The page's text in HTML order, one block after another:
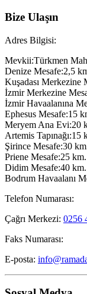
Bize Ulaşın
Adres Bilgisi:
Mevkii:Türkmen
Denize Mesafe:2,5
Kuşadası Merkezine
İzmir Merkezine
İzmir Havaalanına
Ephesus Mesafe:15
Meryem Ana Evi:20
Artemis Tapınağı:15
Şirince Mesafe:30
Priene Mesafe:25 km.
Didim Mesafe:40 km.
Bodrum Havaalanı
Telefon Numarası:
Çağrı Merkezi: 0256
Faks Numarası:
E-posta: